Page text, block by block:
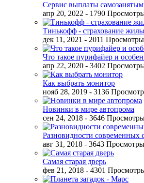
Сервис выплаты
апр 20, 2022 - 1790
Тинькофф - страхование
дек 11, 2021 - 2011 Просмотры
Что такое пурифайер и
апр 22, 2020 - 3402
Как выбрать монитор
нояб 28, 2019 - 3136
Новинки в мире автопрома
сен 24, 2018 - 3646
Разновидности современных
авг 31, 2018 - 3643 Просмотры
Самая старая дверь
фев 21, 2018 - 4301